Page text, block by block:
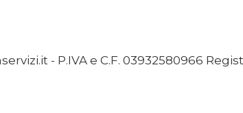
- P.IVA e C.F. 03932580966